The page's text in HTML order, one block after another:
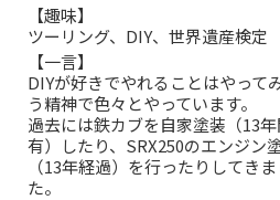
【趣味】
ツーリング、DIY、世界遺産検定
【一言】
DIYが好きでやれることはやって
う精神で色々とやっています。
過去には鉄カブを自家塗装（13
有）したり、SRX250のエンジン
（13年経過）を行ったりしてき
た。